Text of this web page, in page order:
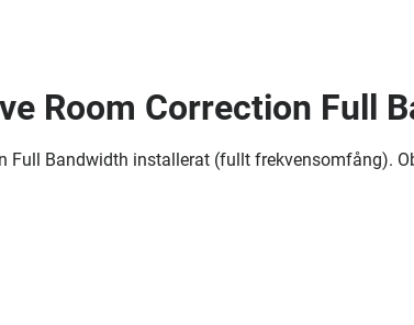
Room Correction Full
Full Bandwidth installerat (fullt frekvensomfång).